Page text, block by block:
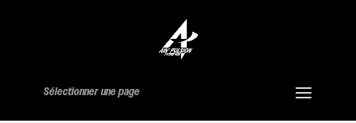
Sélectionner une page